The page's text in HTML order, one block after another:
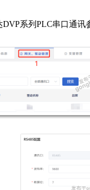
DVP系列 PLC串口通讯